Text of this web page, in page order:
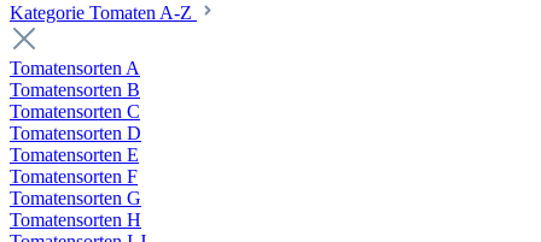
Kategorie Tomaten A-Z
Tomatensorten A
Tomatensorten B
Tomatensorten C
Tomatensorten D
Tomatensorten E
Tomatensorten F
Tomatensorten G
Tomatensorten H